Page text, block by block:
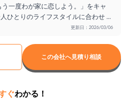
一度わが家に恋しよう。」をキャ
ひとりのライフスタイルに合わせ ...
更新日：2026/03/06
この会社へ見積り相談
ぐわかる！